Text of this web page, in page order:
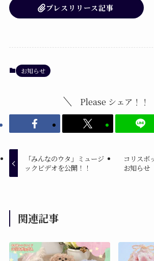
プレスリリース記事
お知らせ
Please シェア！！
「みんなのウタ」ミュージ
ックビデオを公開！！
コリスボ
お知らせ
関連記事